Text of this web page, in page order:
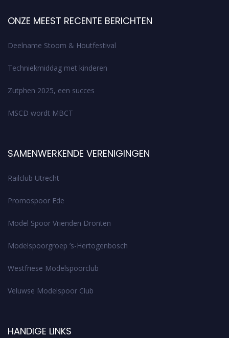
ONZE MEEST RECENTE BERICHTEN
Deelname Stoom & Houtfestival
Techniekmiddag met kinderen
Zutphen 2025, een succes
MSCD wordt MBCT
SAMENWERKENDE VERENIGINGEN
Railclub Utrecht
Promospoor Ede
Model Spoor Vrienden Dronten
Modelspoorgroep ’s-Hertogenbosch
Westfriese Modelspoorclub
Veluwse Modelspoor Club
HANDIGE LINKS